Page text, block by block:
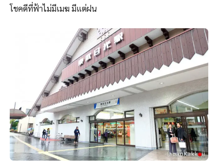
โชคดีที่ฟ้าไม่มีเมฆ มีแต่ฝน